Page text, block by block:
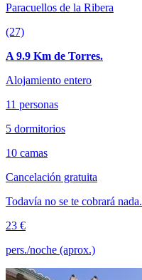
Paracuellos de la Ribera
(27)
A 9.9 Km de Torres.
Alojamiento entero
11 personas
5 dormitorios
10 camas
Cancelación gratuita
Todavía no se te cobrará nada.
23 €
pers./noche (aprox.)